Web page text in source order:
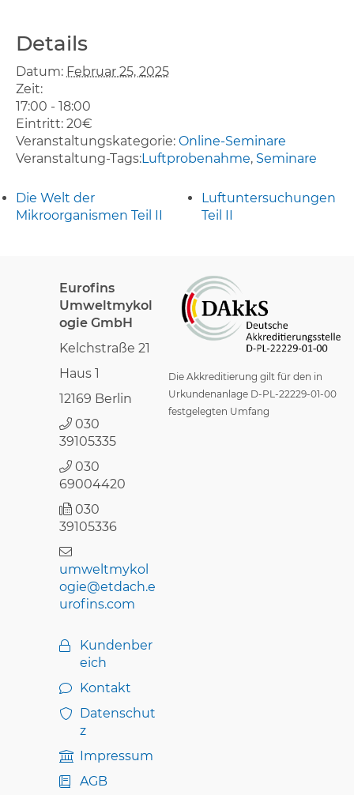
Details
Datum: Februar 25, 2025
Zeit:
17:00 - 18:00
Eintritt: 20€
Veranstaltungskategorie: Online-Seminare
Veranstaltung-Tags:Luftprobenahme, Seminare
Die Welt der
Mikroorganismen Teil II
Luftuntersuchungen
Teil II
Die Akkreditierung gilt für den in
Urkundenanlage D-PL-22229-01-00
festgelegten Umfang
Eurofins
Umweltmykol
ogie GmbH
Kelchstraße 21
Haus 1
12169 Berlin
030
39105335
030
69004420
030
39105336
umweltmykol
ogie@etdach.e
urofins.com
Kundenber
eich
Kontakt
Datenschut
z
Impressum
AGB